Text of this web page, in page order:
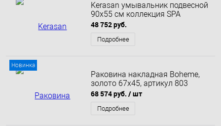
Kerasan умывальник подвесной
90х55 см коллекция SPA
48 752 руб.
Подробнее
Новинка
Раковина накладная Boheme,
золото 67x45, артикул 803
68 574 руб. / шт
Подробнее